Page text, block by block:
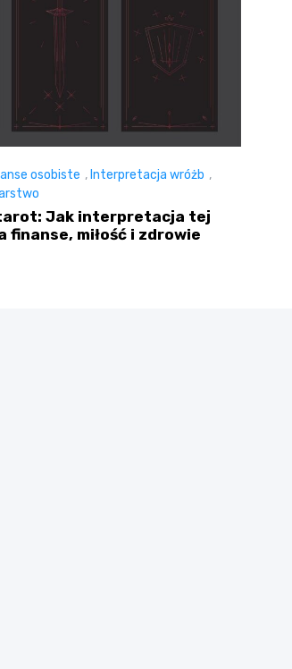
osobiste ,Interpretacja wróżb ,
Jak interpretacja tej
finanse, miłość i zdrowie